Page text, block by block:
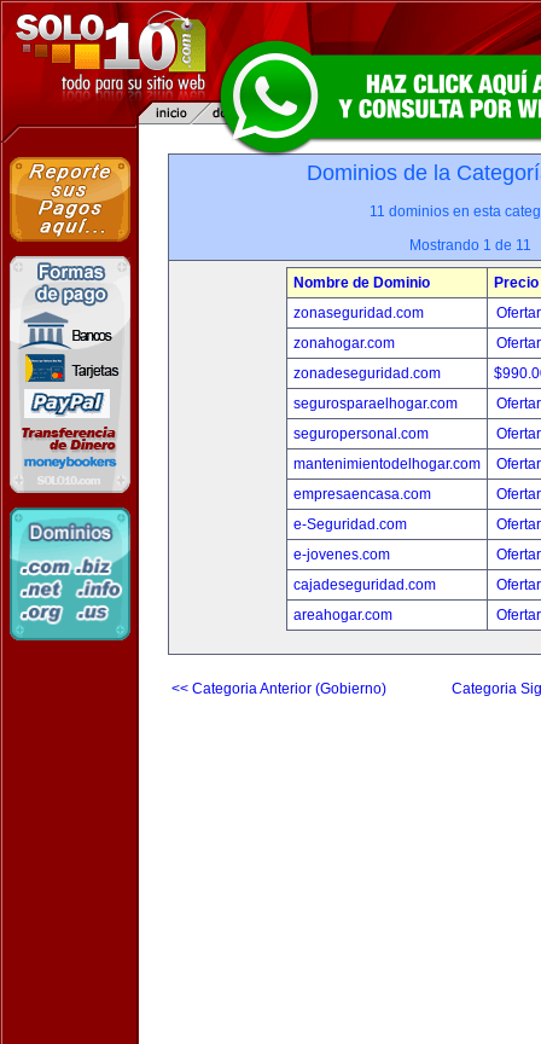
Dominios de la
11 dominios en esta
Mostrando 1 de 11
Nombre de Dominio
Precio
zonaseguridad.com
zonahogar.com
zonadeseguridad.com
segurosparaelhogar.com
seguropersonal.com
mantenimientodelhogar.com
empresaencasa.com
e-Seguridad.com
e-jovenes.com
cajadeseguridad.com
areahogar.com
<< Categoria Anterior (Gobierno) Categoria